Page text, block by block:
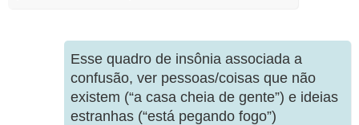
Esse quadro de insônia associada a
confusão, ver pessoas/coisas que não
existem (“a casa cheia de gente”) e ideias
estranhas (“está pegando fogo”)